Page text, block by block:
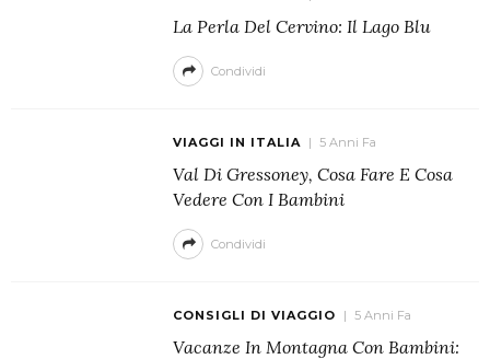
La Perla Del Cervino: Il Lago Blu
Condividi
VIAGGI IN ITALIA 5 Anni Fa
Val Di Gressoney, Cosa Fare E Cosa
Vedere Con I Bambini
Condividi
CONSIGLI DI VIAGGIO 5 Anni Fa
Vacanze In Montagna Con Bambini: